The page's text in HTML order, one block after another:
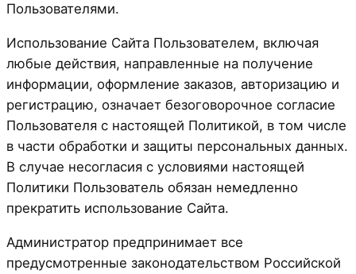
Пользователями.
Использование Сайта Пользователем, включая
любые действия, направленные на получение
информации, оформление заказов, авторизацию и
регистрацию, означает безоговорочное согласие
Пользователя с настоящей Политикой, в том числе
в части обработки и защиты персональных данных.
В случае несогласия с условиями настоящей
Политики Пользователь обязан немедленно
прекратить использование Сайта.
Администратор предпринимает все
предусмотренные законодательством Российской